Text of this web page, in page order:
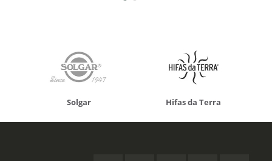
Solgar Hifas da Terra